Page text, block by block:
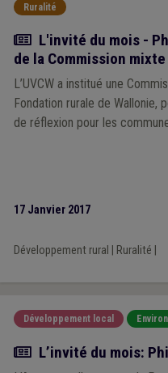
Ruralité
Article
L'invité du mois -
de la Commission mixte
L’UVCW a institué une
Fondation rurale de Wallonie,
de réflexion pour les
17 Janvier 2017
Développement rural Ruralité
Développement local
Article
L’invité du mois: